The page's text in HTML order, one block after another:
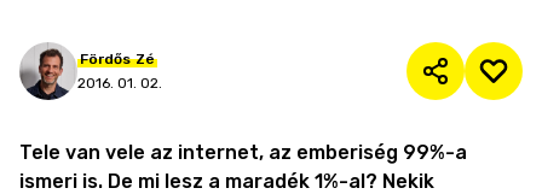
Fördős Zé
2016. 01. 02.
Tele van vele az internet, az emberiség 99%-a
ismeri is. De mi lesz a maradék 1%-al? Nekik